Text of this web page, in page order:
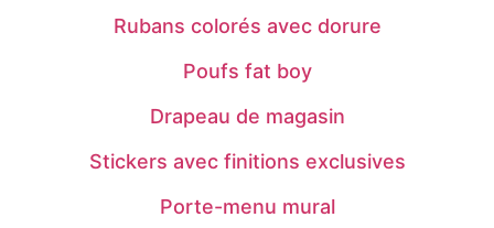
Rubans colorés avec dorure
Poufs fat boy
Drapeau de magasin
Stickers avec finitions exclusives
Porte-menu mural